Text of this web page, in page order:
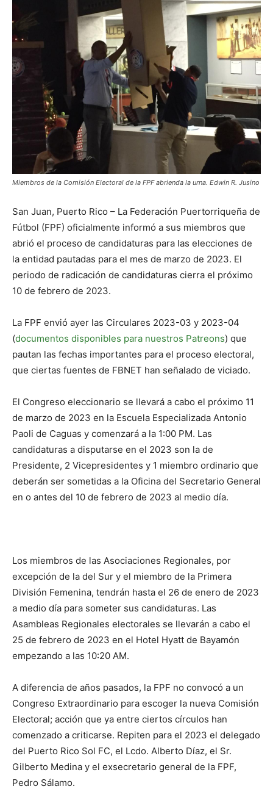
Miembros de la Comisión Electoral de la FPF abrienda la urna. Edwin R. Jusino
San Juan, Puerto Rico – La Federación Puertorriqueña de
Fútbol (FPF) oficialmente informó a sus miembros que
abrió el proceso de candidaturas para las elecciones de
la entidad pautadas para el mes de marzo de 2023. El
periodo de radicación de candidaturas cierra el próximo
10 de febrero de 2023.
La FPF envió ayer las Circulares 2023-03 y 2023-04
(documentos disponibles para nuestros Patreons) que
pautan las fechas importantes para el proceso electoral,
que ciertas fuentes de FBNET han señalado de viciado.
El Congreso eleccionario se llevará a cabo el próximo 11
de marzo de 2023 en la Escuela Especializada Antonio
Paoli de Caguas y comenzará a la 1:00 PM. Las
candidaturas a disputarse en el 2023 son la de
Presidente, 2 Vicepresidentes y 1 miembro ordinario que
deberán ser sometidas a la Oficina del Secretario General
en o antes del 10 de febrero de 2023 al medio día.
Los miembros de las Asociaciones Regionales, por
excepción de la del Sur y el miembro de la Primera
División Femenina, tendrán hasta el 26 de enero de 2023
a medio día para someter sus candidaturas. Las
Asambleas Regionales electorales se llevarán a cabo el
25 de febrero de 2023 en el Hotel Hyatt de Bayamón
empezando a las 10:20 AM.
A diferencia de años pasados, la FPF no convocó a un
Congreso Extraordinario para escoger la nueva Comisión
Electoral; acción que ya entre ciertos círculos han
comenzado a criticarse. Repiten para el 2023 el delegado
del Puerto Rico Sol FC, el Lcdo. Alberto Díaz, el Sr.
Gilberto Medina y el exsecretario general de la FPF,
Pedro Sálamo.